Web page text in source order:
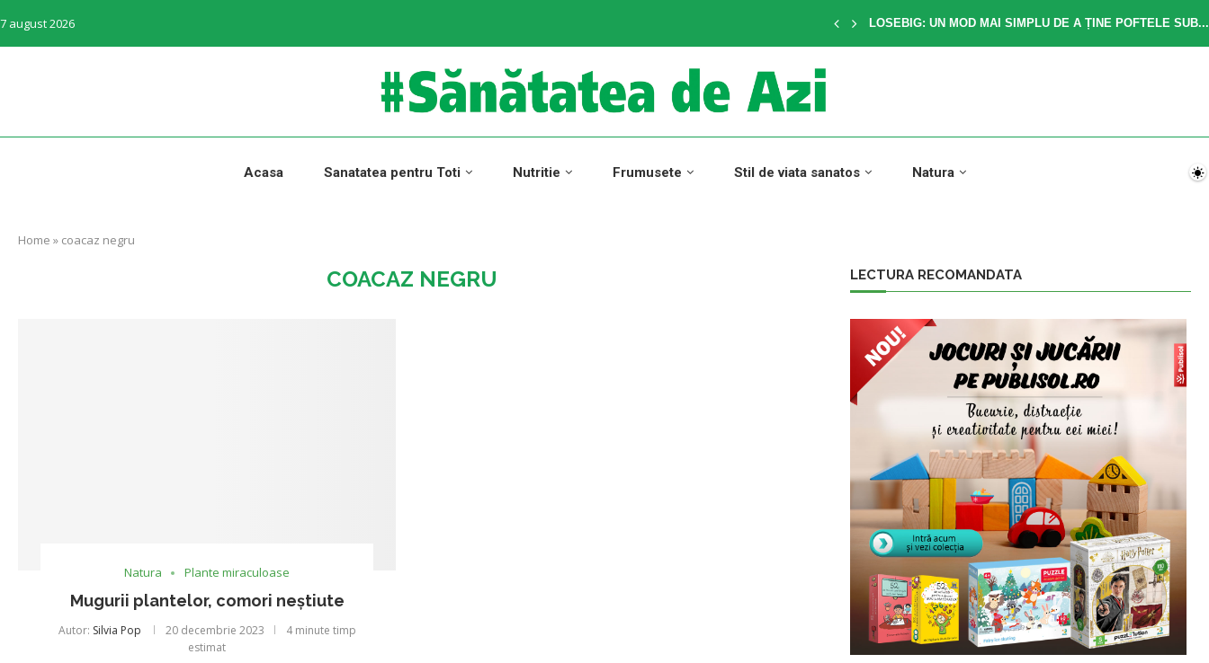
7 august 2026 LOSEBIG: UN MOD MAI SIMPLU DE A ȚINE POFTELE SUB...
Acasa Sanatatea pentru Toti Nutritie Frumusete Stil de viata sanatos Natura
Home » coacaz negru
COACAZ NEGRU
Natura Plante miraculoase
Mugurii plantelor, comori neștiute
Autor: Silvia Pop 20 decembrie 2023
4 minute timp
estimat
LECTURA RECOMANDATA